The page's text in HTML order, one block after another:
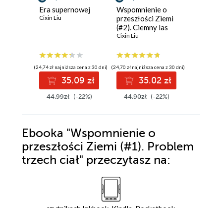
Era supernowej
Cixin Liu
(24,74 zł najniższa cena z 30 dni)
35.09 zł
44.99zł (-22%)
Wspomnienie o
przeszłości Ziemi
(#2). Ciemny las
Cixin Liu
(24,70 zł najniższa cena z 30 dni)
35.02 zł
44.90zł (-22%)
Ebooka "Wspomnienie o
przeszłości Ziemi (#1). Problem
trzech ciał" przeczytasz na: